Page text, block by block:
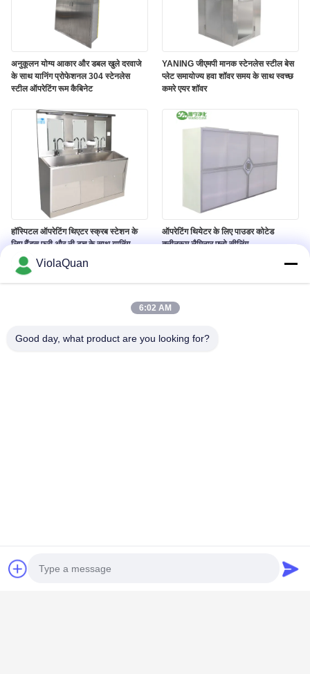
अनुकूलन योग्य आकार और डबल खुले दरवाजे
के साथ यानिंग प्रोफेशनल 304 स्टेनलेस
स्टील ऑपरेटिंग रूम कैबिनेट
YANING जीएमपी मानक स्टेनलेस स्टील बेस
प्लेट समायोज्य हवा शॉवर समय के साथ स्वच्छ
कमरे एयर शॉवर
हॉस्पिटल ऑपरेटिंग थिएटर स्क्रब स्टेशन के
लिए हैंड्स फ्री और नी टच के साथ यानिंग
स्टेनलेस स्टील हैंड वॉश सिंक
ऑपरेटिंग थियेटर के लिए पाउडर कोटेड
क्लीनरूम लैमिनार फ्लो सीलिंग
ViolaQuan
6:02 AM
Good day, what product are you looking for?